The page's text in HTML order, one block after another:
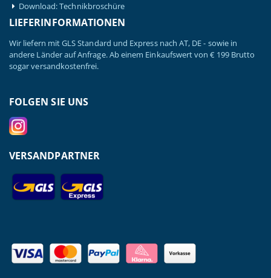
Download: Technikbroschüre
LIEFERINFORMATIONEN
Wir liefern mit GLS Standard und Express nach AT, DE - sowie in
andere Länder auf Anfrage. Ab einem Einkaufswert von € 199 Brutto
sogar versandkostenfrei.
FOLGEN SIE UNS
VERSANDPARTNER